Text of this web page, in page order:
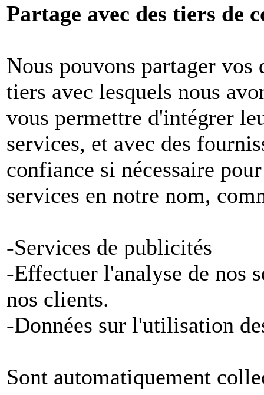
Partage avec des tiers de
Nous pouvons partager vos
tiers avec lesquels nous
vous permettre d'intégrer
services, et avec des
confiance si nécessaire
services en notre nom,
-Services de publicités
-Effectuer l'analyse de nos
nos clients.
-Données sur l'utilisation
Sont automatiquement